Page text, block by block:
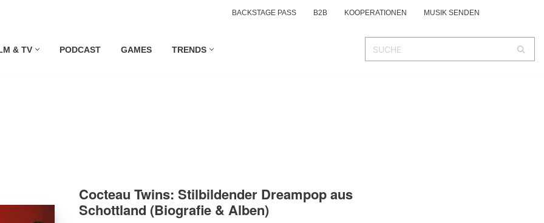
BACKSTAGE PASS B2B KOOPERATIONEN MUSIK SENDEN
& TV PODCAST GAMES TRENDS
Cocteau Twins: Stilbildender Dreampop aus
Schottland (Biografie & Alben)